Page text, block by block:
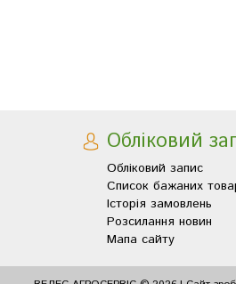
Обліковий
Обліковий запис
Список бажаних
Історія замовлень
Розсилання новин
Мапа сайту